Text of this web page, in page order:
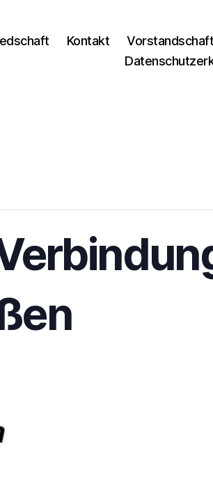
Kontakt Vorstandschaft